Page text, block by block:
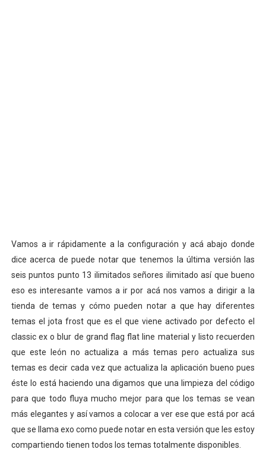
Vamos a ir rápidamente a la configuración y acá abajo donde
dice acerca de puede notar que tenemos la última versión las
seis puntos punto 13 ilimitados señores ilimitado así que bueno
eso es interesante vamos a ir por acá nos vamos a dirigir a la
tienda de temas y cómo pueden notar a que hay diferentes
temas el jota frost que es el que viene activado por defecto el
classic ex o blur de grand flag flat line material y listo recuerden
que este león no actualiza a más temas pero actualiza sus
temas es decir cada vez que actualiza la aplicación bueno pues
éste lo está haciendo una digamos que una limpieza del código
para que todo fluya mucho mejor para que los temas se vean
más elegantes y así vamos a colocar a ver ese que está por acá
que se llama exo como puede notar en esta versión que les estoy
compartiendo tienen todos los temas totalmente disponibles.